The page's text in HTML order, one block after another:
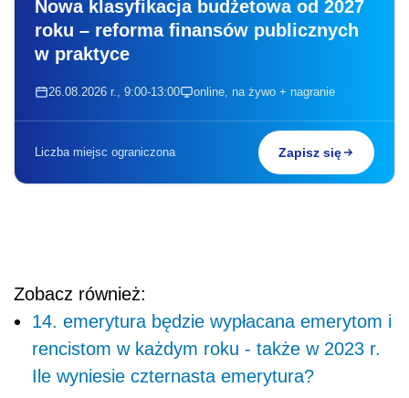
Nowa klasyfikacja budżetowa od 2027
roku – reforma finansów publicznych
w praktyce
26.08.2026 r., 9:00-13:00 online, na żywo + nagranie
Liczba miejsc ograniczona Zapisz się
Zobacz również:
14. emerytura będzie wypłacana emerytom i
rencistom w każdym roku - także w 2023 r.
Ile wyniesie czternasta emerytura?